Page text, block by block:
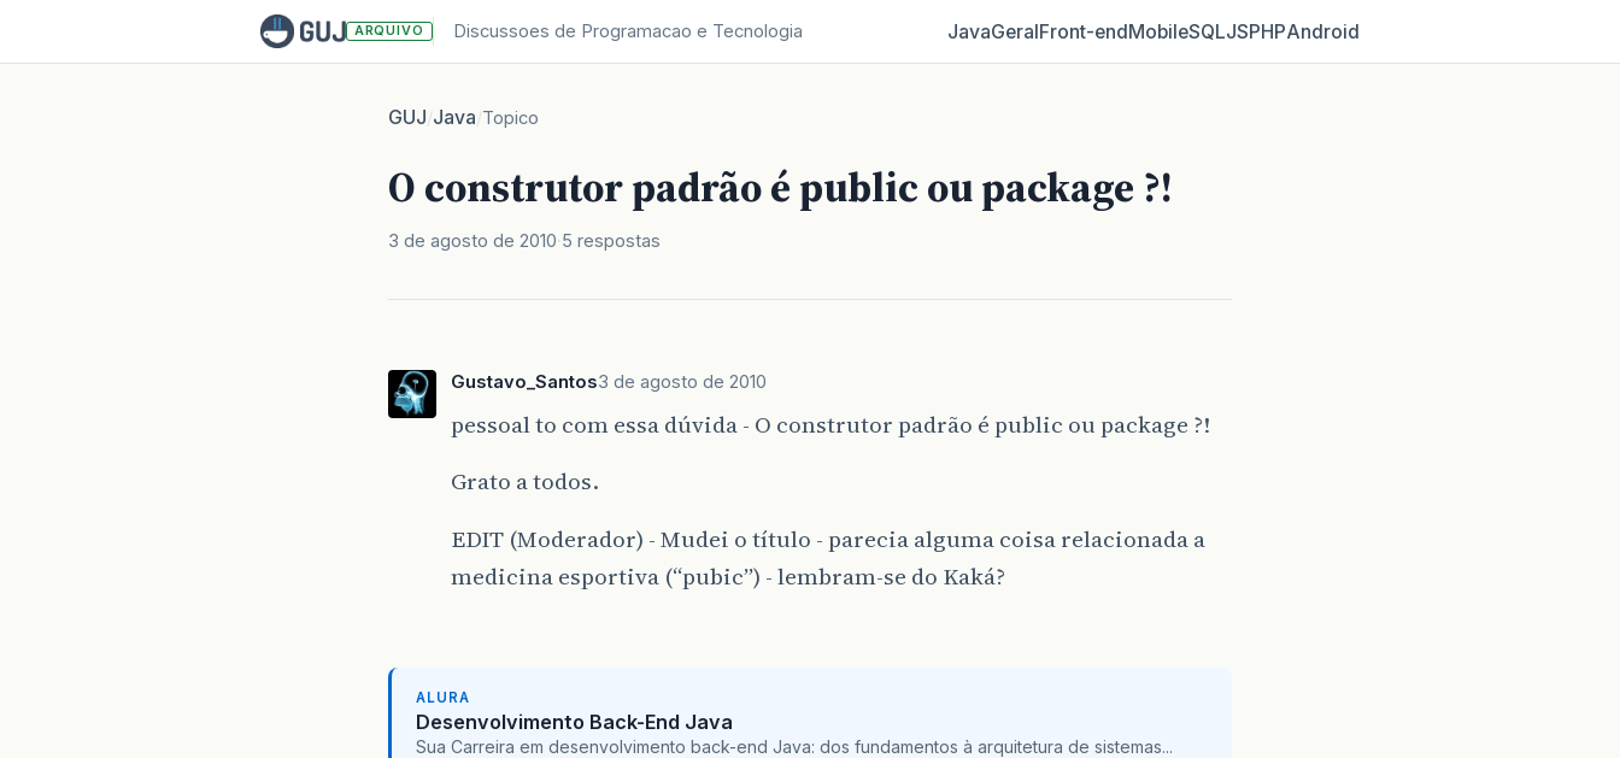
ARQUIVO Discussoes de Programacao e Tecnologia JavaGeralFront‑endMobileSQLJSPHPAndroid
GUJ/Java/Topico
O construtor padrão é public ou package ?!
3 de agosto de 2010 5 respostas
Gustavo_Santos3 de agosto de 2010
pessoal to com essa dúvida - O construtor padrão é public ou package ?!
Grato a todos.
EDIT (Moderador) - Mudei o título - parecia alguma coisa relacionada a
medicina esportiva (“pubic”) - lembram-se do Kaká?
ALURA
Desenvolvimento Back-End Java
Sua Carreira em desenvolvimento back-end Java: dos fundamentos à arquitetura de sistemas...